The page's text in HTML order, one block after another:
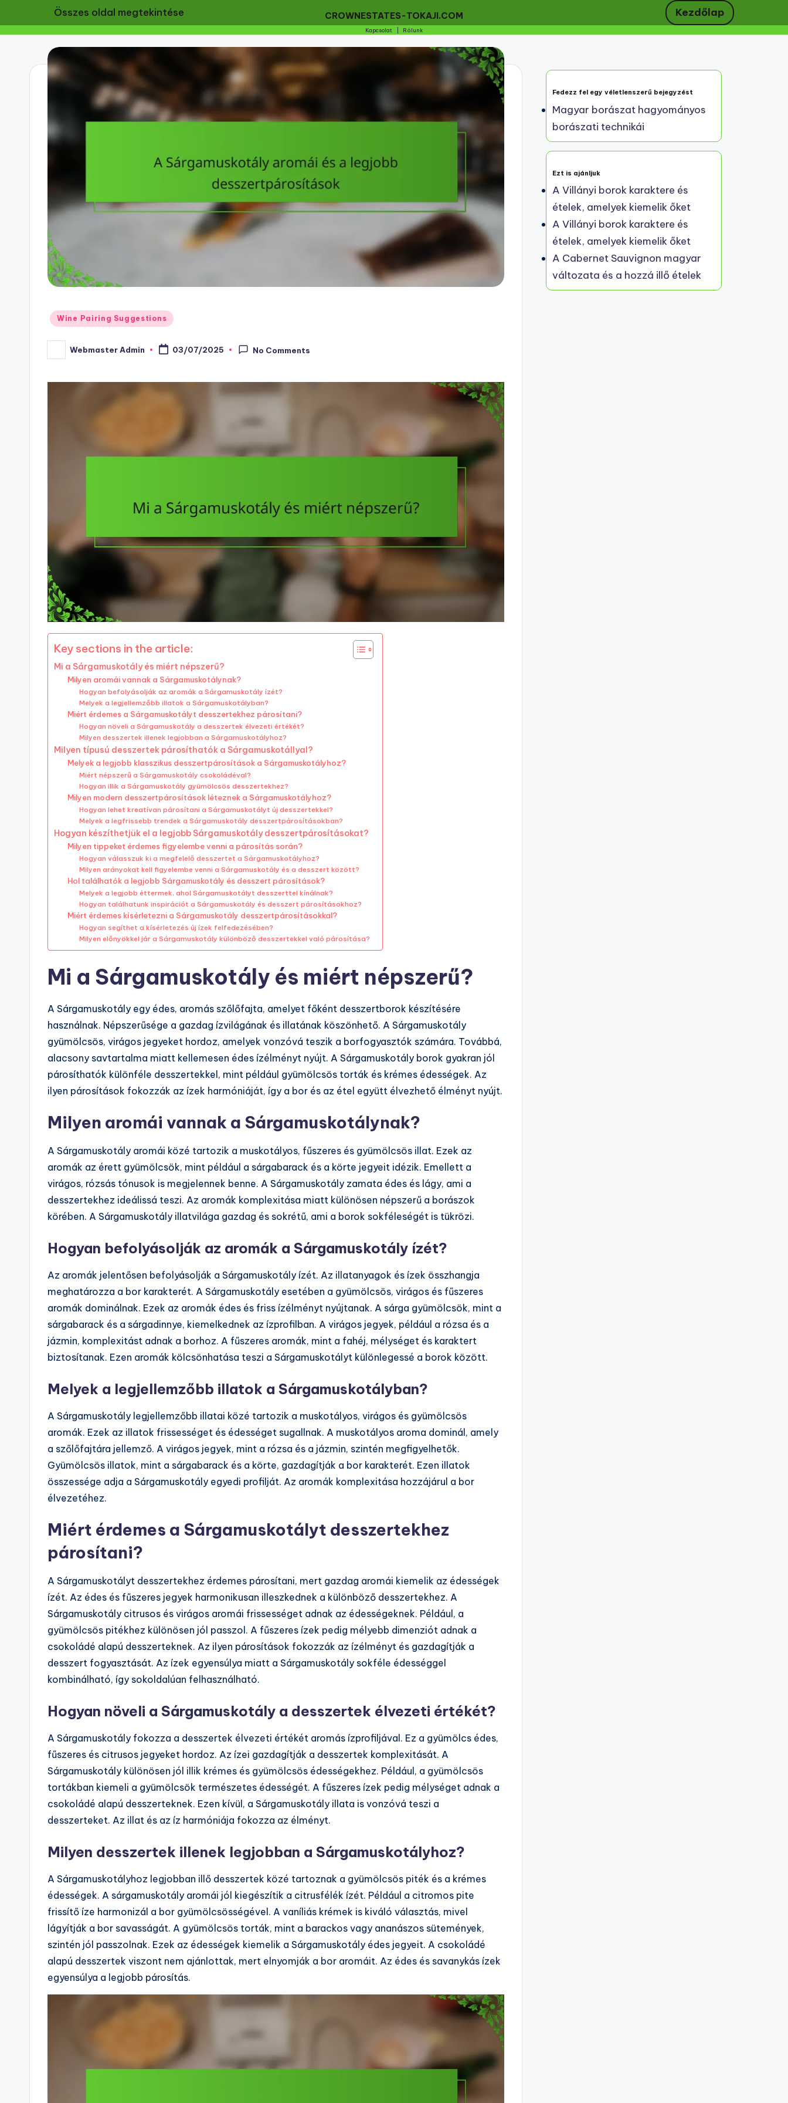
Összes oldal megtekintése CROWNESTATES-TOKAJI.COM Kezdőlap
Kapcsolat Rólunk
Posted
Wine Pairing Suggestions
Posted
by
Webmaster Admin 03/07/2025 No Comments
Key sections in the article:
Mi a Sárgamuskotály és miért népszerű?
Milyen aromái vannak a Sárgamuskotálynak?
Hogyan befolyásolják az aromák a Sárgamuskotály ízét?
Melyek a legjellemzőbb illatok a Sárgamuskotályban?
Miért érdemes a Sárgamuskotályt desszertekhez párosítani?
Hogyan növeli a Sárgamuskotály a desszertek élvezeti értékét?
Milyen desszertek illenek legjobban a Sárgamuskotályhoz?
Milyen típusú desszertek párosíthatók a Sárgamuskotállyal?
Melyek a legjobb klasszikus desszertpárosítások a Sárgamuskotályhoz?
Miért népszerű a Sárgamuskotály csokoládéval?
Hogyan illik a Sárgamuskotály gyümölcsös desszertekhez?
Milyen modern desszertpárosítások léteznek a Sárgamuskotályhoz?
Hogyan lehet kreatívan párosítani a Sárgamuskotályt új desszertekkel?
Melyek a legfrissebb trendek a Sárgamuskotály desszertpárosításokban?
Hogyan készíthetjük el a legjobb Sárgamuskotály desszertpárosításokat?
Milyen tippeket érdemes figyelembe venni a párosítás során?
Hogyan válasszuk ki a megfelelő desszertet a Sárgamuskotályhoz?
Milyen arányokat kell figyelembe venni a Sárgamuskotály és a desszert között?
Hol találhatók a legjobb Sárgamuskotály és desszert párosítások?
Melyek a legjobb éttermek, ahol Sárgamuskotályt desszerttel kínálnak?
Hogyan találhatunk inspirációt a Sárgamuskotály és desszert párosításokhoz?
Miért érdemes kísérletezni a Sárgamuskotály desszertpárosításokkal?
Hogyan segíthet a kísérletezés új ízek felfedezésében?
Milyen előnyökkel jár a Sárgamuskotály különböző desszertekkel való párosítása?
Mi a Sárgamuskotály és miért népszerű?
A Sárgamuskotály egy édes, aromás szőlőfajta, amelyet főként desszertborok készítésére
használnak. Népszerűsége a gazdag ízvilágának és illatának köszönhető. A Sárgamuskotály
gyümölcsös, virágos jegyeket hordoz, amelyek vonzóvá teszik a borfogyasztók számára. Továbbá,
alacsony savtartalma miatt kellemesen édes ízélményt nyújt. A Sárgamuskotály borok gyakran jól
párosíthatók különféle desszertekkel, mint például gyümölcsös torták és krémes édességek. Az
ilyen párosítások fokozzák az ízek harmóniáját, így a bor és az étel együtt élvezhető élményt nyújt.
Milyen aromái vannak a Sárgamuskotálynak?
A Sárgamuskotály aromái közé tartozik a muskotályos, fűszeres és gyümölcsös illat. Ezek az
aromák az érett gyümölcsök, mint például a sárgabarack és a körte jegyeit idézik. Emellett a
virágos, rózsás tónusok is megjelennek benne. A Sárgamuskotály zamata édes és lágy, ami a
desszertekhez ideálissá teszi. Az aromák komplexitása miatt különösen népszerű a borászok
körében. A Sárgamuskotály illatvilága gazdag és sokrétű, ami a borok sokféleségét is tükrözi.
Hogyan befolyásolják az aromák a Sárgamuskotály ízét?
Az aromák jelentősen befolyásolják a Sárgamuskotály ízét. Az illatanyagok és ízek összhangja
meghatározza a bor karakterét. A Sárgamuskotály esetében a gyümölcsös, virágos és fűszeres
aromák dominálnak. Ezek az aromák édes és friss ízélményt nyújtanak. A sárga gyümölcsök, mint a
sárgabarack és a sárgadinnye, kiemelkednek az ízprofilban. A virágos jegyek, például a rózsa és a
jázmin, komplexitást adnak a borhoz. A fűszeres aromák, mint a fahéj, mélységet és karaktert
biztosítanak. Ezen aromák kölcsönhatása teszi a Sárgamuskotályt különlegessé a borok között.
Melyek a legjellemzőbb illatok a Sárgamuskotályban?
A Sárgamuskotály legjellemzőbb illatai közé tartozik a muskotályos, virágos és gyümölcsös
aromák. Ezek az illatok frissességet és édességet sugallnak. A muskotályos aroma dominál, amely
a szőlőfajtára jellemző. A virágos jegyek, mint a rózsa és a jázmin, szintén megfigyelhetők.
Gyümölcsös illatok, mint a sárgabarack és a körte, gazdagítják a bor karakterét. Ezen illatok
összessége adja a Sárgamuskotály egyedi profilját. Az aromák komplexitása hozzájárul a bor
élvezetéhez.
Miért érdemes a Sárgamuskotályt desszertekhez
párosítani?
A Sárgamuskotályt desszertekhez érdemes párosítani, mert gazdag aromái kiemelik az édességek
ízét. Az édes és fűszeres jegyek harmonikusan illeszkednek a különböző desszertekhez. A
Sárgamuskotály citrusos és virágos aromái frissességet adnak az édességeknek. Például, a
gyümölcsös pitékhez különösen jól passzol. A fűszeres ízek pedig mélyebb dimenziót adnak a
csokoládé alapú desszerteknek. Az ilyen párosítások fokozzák az ízélményt és gazdagítják a
desszert fogyasztását. Az ízek egyensúlya miatt a Sárgamuskotály sokféle édességgel
kombinálható, így sokoldalúan felhasználható.
Hogyan növeli a Sárgamuskotály a desszertek élvezeti értékét?
A Sárgamuskotály fokozza a desszertek élvezeti értékét aromás ízprofiljával. Ez a gyümölcs édes,
fűszeres és citrusos jegyeket hordoz. Az ízei gazdagítják a desszertek komplexitását. A
Sárgamuskotály különösen jól illik krémes és gyümölcsös édességekhez. Például, a gyümölcsös
tortákban kiemeli a gyümölcsök természetes édességét. A fűszeres ízek pedig mélységet adnak a
csokoládé alapú desszerteknek. Ezen kívül, a Sárgamuskotály illata is vonzóvá teszi a
desszerteket. Az illat és az íz harmóniája fokozza az élményt.
Milyen desszertek illenek legjobban a Sárgamuskotályhoz?
A Sárgamuskotályhoz legjobban illő desszertek közé tartoznak a gyümölcsös piték és a krémes
édességek. A sárgamuskotály aromái jól kiegészítik a citrusfélék ízét. Például a citromos pite
frissítő íze harmonizál a bor gyümölcsösségével. A vaníliás krémek is kiváló választás, mivel
lágyítják a bor savasságát. A gyümölcsös torták, mint a barackos vagy ananászos sütemények,
szintén jól passzolnak. Ezek az édességek kiemelik a Sárgamuskotály édes jegyeit. A csokoládé
alapú desszertek viszont nem ajánlottak, mert elnyomják a bor aromáit. Az édes és savanykás ízek
egyensúlya a legjobb párosítás.
Fedezz fel egy véletlenszerű bejegyzést
Magyar borászat hagyományos
borászati technikái
Ezt is ajánljuk
A Villányi borok karaktere és
ételek, amelyek kiemelik őket
A Villányi borok karaktere és
ételek, amelyek kiemelik őket
A Cabernet Sauvignon magyar
változata és a hozzá illő ételek